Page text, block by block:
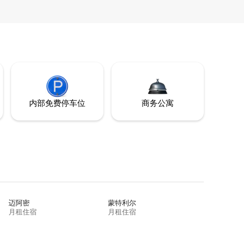
内部免费停车位 商务公寓
迈阿密
月租住宿
蒙特利尔
月租住宿